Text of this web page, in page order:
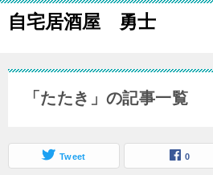
自宅居酒屋 勇士
自宅で居酒屋の「酒の肴」になる料理
「たたき」の記事一覧
Tweet 0